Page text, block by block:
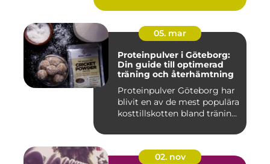
05. mar
Proteinpulver i Göteborg:
Din guide till optimerad
träning och återhämtning
Proteinpulver Göteborg har
blivit en av de mest populära
kosttillskotten bland tränin...
02. nov